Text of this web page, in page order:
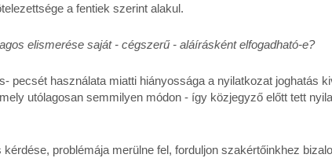
a fentiek szerint alakul.
elismerése saját - cégszerű - aláírásként elfogadható-e?
pecsét használata miatti hiányossága a nyilatkozat joghatás
utólagosan semmilyen módon - így közjegyző előtt tett
problémája merülne fel, forduljon szakértőinkhez